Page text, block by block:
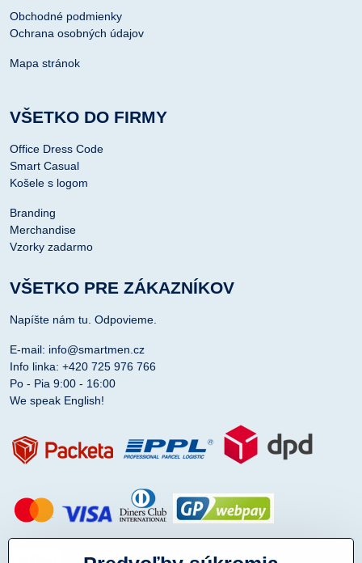
Obchodné podmienky
Ochrana osobných údajov
Mapa stránok
VŠETKO DO FIRMY
Office Dress Code
Smart Casual
Košele s logom
Branding
Merchandise
Vzorky zadarmo
VŠETKO PRE ZÁKAZNÍKOV
Napíšte nám tu. Odpovieme.
E-mail: info@smartmen.cz
Info linka: +420 725 976 766
Po - Pia 9:00 - 16:00
We speak English!